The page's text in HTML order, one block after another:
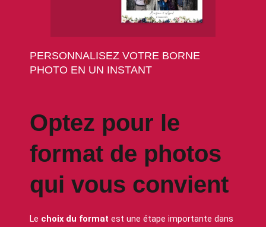
PERSONNALISEZ VOTRE BORNE
PHOTO EN UN INSTANT
Optez pour le
format de photos
qui vous convient
Le choix du format est une étape importante dans